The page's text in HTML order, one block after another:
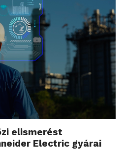
vagy nem lenne elég,
vakut 52.000,- forint
vakut pedig 63.000,- forint
meg a fényképezőgéphez.
ezt a két típust garantálják,
működnek együtt a
elismerést
Electric gyárai